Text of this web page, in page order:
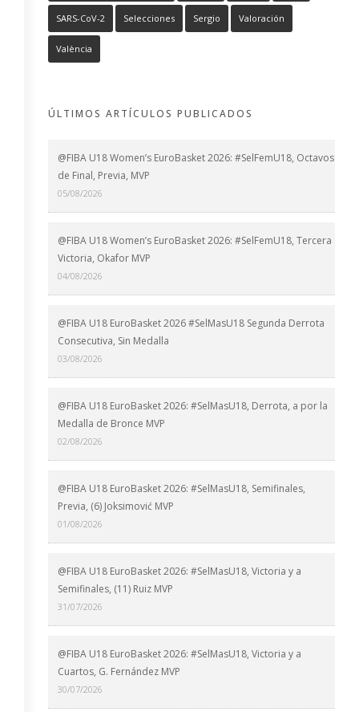
SARS-CoV-2 Selecciones Sergio Valoración
València
ÚLTIMOS ARTÍCULOS PUBLICADOS
@FIBA U18 Women’s EuroBasket 2026: #SelFemU18, Octavos
de Final, Previa, MVP
05/08/2026
@FIBA U18 Women’s EuroBasket 2026: #SelFemU18, Tercera
Victoria, Okafor MVP
04/08/2026
@FIBA U18 EuroBasket 2026 #SelMasU18 Segunda Derrota
Consecutiva, Sin Medalla
03/08/2026
@FIBA U18 EuroBasket 2026: #SelMasU18, Derrota, a por la
Medalla de Bronce MVP
02/08/2026
@FIBA U18 EuroBasket 2026: #SelMasU18, Semifinales,
Previa, (6) Joksimović MVP
01/08/2026
@FIBA U18 EuroBasket 2026: #SelMasU18, Victoria y a
Semifinales, (11) Ruiz MVP
31/07/2026
@FIBA U18 EuroBasket 2026: #SelMasU18, Victoria y a
Cuartos, G. Fernández MVP
30/07/2026